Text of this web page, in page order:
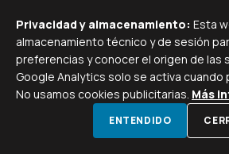
SCROLL PARA
WHATSAPP
Privacidad y almacenamiento: Esta
almacenamiento técnico y de sesión
preferencias y conocer el origen de las
Google Analytics solo se activa cuando
No usamos cookies publicitarias. Más
ENTENDIDO